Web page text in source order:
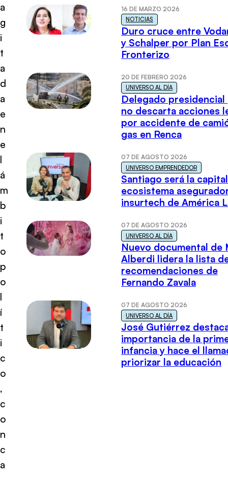
a
g
i
t
a
d
a
e
n
e
l
á
m
b
i
t
o
p
o
l
í
t
i
c
o
,
c
o
n
c
a
16 DE MARZO 2026
NOTICIAS
Duro cruce entre
y Schalper por Plan
Fronterizo
20 DE FEBRERO 2026
UNIVERSO AL DÍA
Delegado presidencial
no descarta acciones
por accidente de
gas en Renca
07 DE AGOSTO 2026
UNIVERSO EMPRENDEDOR
Santiago será la
ecosistema
insurtech de América
07 DE AGOSTO 2026
UNIVERSO AL DÍA
Nuevo documental de
Alberdi lidera la lista
recomendaciones de
Fernando Zavala
07 DE AGOSTO 2026
UNIVERSO AL DÍA
José Gutiérrez
importancia de la
infancia y hace el
priorizar la educación